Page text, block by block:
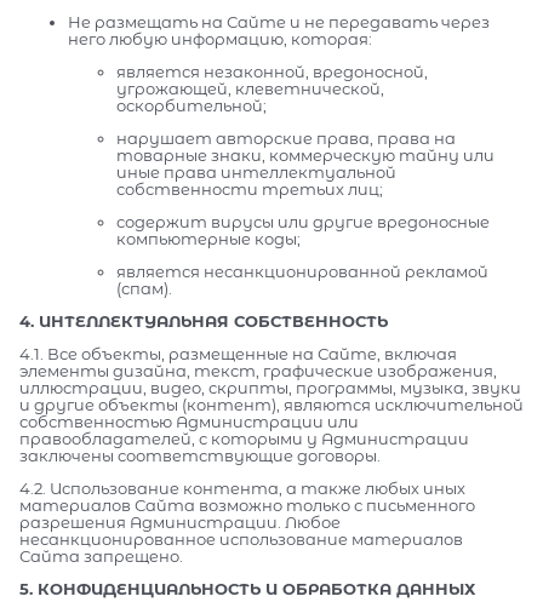
Не размещать на Сайте и не передавать через
него любую информацию, которая:
является незаконной, вредоносной,
угрожающей, клеветнической,
оскорбительной;
нарушает авторские права, права на
товарные знаки, коммерческую тайну или
иные права интеллектуальной
собственности третьих лиц;
содержит вирусы или другие вредоносные
компьютерные коды;
является несанкционированной рекламой
(спам).
4. ИНТЕЛЛЕКТУАЛЬНАЯ СОБСТВЕННОСТЬ
4.1. Все объекты, размещенные на Сайте, включая
элементы дизайна, текст, графические изображения,
иллюстрации, видео, скрипты, программы, музыка, звуки
и другие объекты (контент), являются исключительной
собственностью Администрации или
правообладателей, с которыми у Администрации
заключены соответствующие договоры.
4.2. Использование контента, а также любых иных
материалов Сайта возможно только с письменного
разрешения Администрации. Любое
несанкционированное использование материалов
Сайта запрещено.
5. КОНФИДЕНЦИАЛЬНОСТЬ И ОБРАБОТКА ДАННЫХ